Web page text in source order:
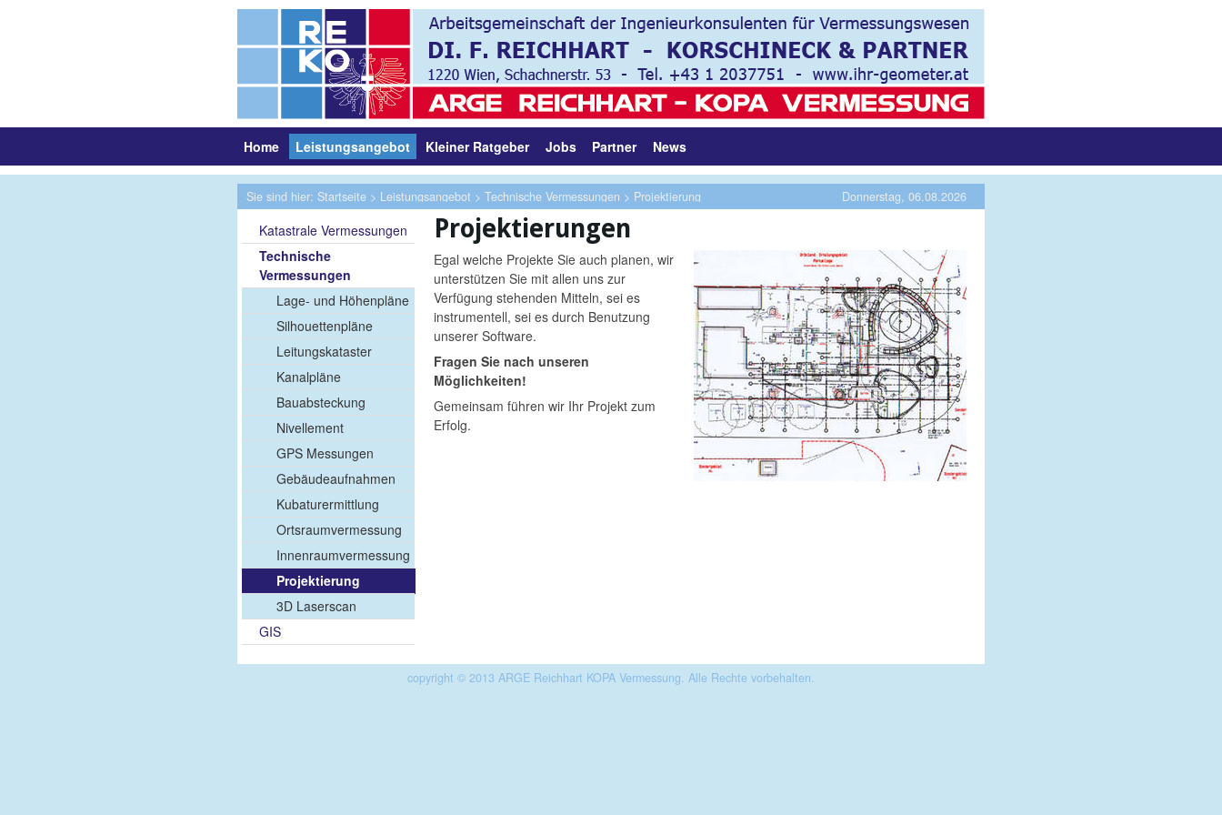
Home Leistungsangebot Kleiner Ratgeber Jobs Partner News
Sie sind hier: Startseite > Leistungsangebot > Technische Vermessungen > Projektierung Donnerstag, 06.08.2026
Katastrale Vermessungen
Technische
Vermessungen
Lage- und Höhenpläne
Silhouettenpläne
Leitungskataster
Kanalpläne
Bauabsteckung
Nivellement
GPS Messungen
Gebäudeaufnahmen
Kubaturermittlung
Ortsraumvermessung
Innenraumvermessung
Projektierung
3D Laserscan
GIS
Projektierungen
Egal welche Projekte Sie auch planen, wir
unterstützen Sie mit allen uns zur
Verfügung stehenden Mitteln, sei es
instrumentell, sei es durch Benutzung
unserer Software.
Fragen Sie nach unseren
Möglichkeiten!
Gemeinsam führen wir Ihr Projekt zum
Erfolg.
copyright © 2013 ARGE Reichhart KOPA Vermessung. Alle Rechte vorbehalten.